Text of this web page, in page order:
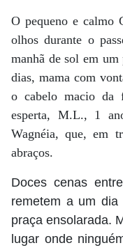
O pequeno e calmo
olhos durante o
manhã de sol em um
dias, mama com
o cabelo macio da
esperta, M.L., 1
Wagnéia, que, em
abraços.
Doces cenas
remetem a um
praça ensolarada.
lugar onde